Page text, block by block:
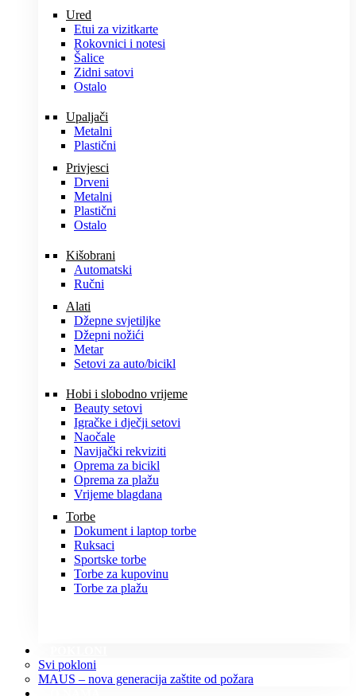
Ured
Etui za vizitkarte
Rokovnici i notesi
Šalice
Zidni satovi
Ostalo
Upaljači
Metalni
Plastični
Privjesci
Drveni
Metalni
Plastični
Ostalo
Kišobrani
Automatski
Ručni
Alati
Džepne svjetiljke
Džepni nožići
Metar
Setovi za auto/bicikl
Hobi i slobodno vrijeme
Beauty setovi
Igračke i dječji setovi
Naočale
Navijački rekviziti
Oprema za bicikl
Oprema za plažu
Vrijeme blagdana
Torbe
Dokument i laptop torbe
Ruksaci
Sportske torbe
Torbe za kupovinu
Torbe za plažu
Svi pokloni
MAUS – nova generacija zaštite od požara